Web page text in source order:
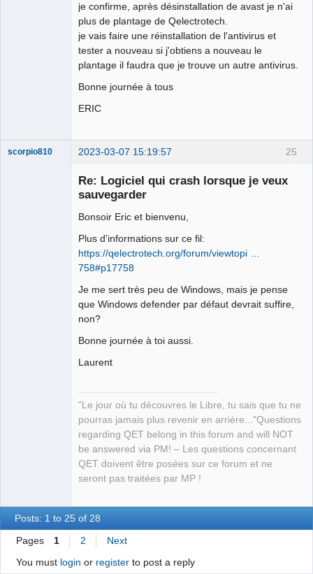
je confirme, après désinstallation de avast je n'ai
plus de plantage de Qelectrotech.
je vais faire une réinstallation de l'antivirus et
tester a nouveau si j'obtiens a nouveau le
plantage il faudra que je trouve un autre antivirus.
Bonne journée à tous
ERIC
25
scorpio810 2023-03-07 15:19:57
Re: Logiciel qui crash lorsque je veux
sauvegarder
Bonsoir Eric et bienvenu,
Plus d'informations sur ce fil:
https://qelectrotech.org/forum/viewtopi …
758#p17758
Je me sert très peu de Windows, mais je pense
que Windows defender par défaut devrait suffire,
non?
Bonne journée à toi aussi.
Laurent
"Le jour où tu découvres le Libre, tu sais que tu ne
pourras jamais plus revenir en arrière..."Questions
regarding QET belong in this forum and will NOT
be answered via PM! – Les questions concernant
QET doivent être posées sur ce forum et ne
seront pas traitées par MP !
Posts: 1 to 25 of 28
Pages 1 2
Next
You must login or registerto post a reply